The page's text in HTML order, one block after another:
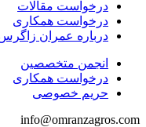
درخواست مقالات
درخواست همکاری
درباره عمران
انجمن متخصصین
درخواست همکاری
حریم خصوصی
info@omranzagros.com